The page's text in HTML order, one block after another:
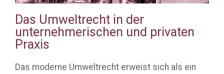
Das Umweltrecht in der
unternehmerischen und privaten
Praxis
Das moderne Umweltrecht erweist sich als ein